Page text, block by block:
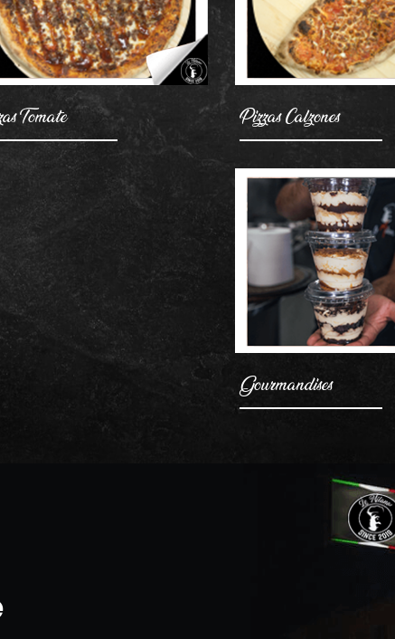
Tomate Pizzas Calzones
AJOUTER
Gourmandises